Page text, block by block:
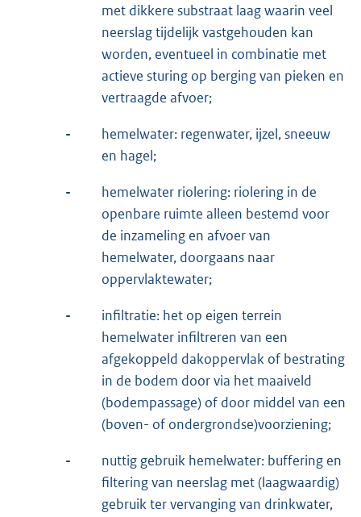
met dikkere substraat laag waarin veel
neerslag tijdelijk vastgehouden kan
worden, eventueel in combinatie met
actieve sturing op berging van pieken en
vertraagde afvoer;
-
hemelwater: regenwater, ijzel, sneeuw
en hagel;
-
hemelwater riolering: riolering in de
openbare ruimte alleen bestemd voor
de inzameling en afvoer van
hemelwater, doorgaans naar
oppervlaktewater;
-
infiltratie: het op eigen terrein
hemelwater infiltreren van een
afgekoppeld dakoppervlak of bestrating
in de bodem door via het maaiveld
(bodempassage) of door middel van een
(boven- of ondergrondse)voorziening;
-
nuttig gebruik hemelwater: buffering en
filtering van neerslag met (laagwaardig)
gebruik ter vervanging van drinkwater,